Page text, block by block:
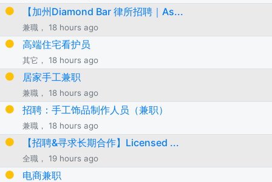
【加州Diamond Bar 律所招聘｜As...
兼職， 18 hours ago
高端住宅看护员
其它， 18 hours ago
居家手工兼职
兼職， 18 hours ago
招聘：手工饰品制作人员（兼职）
兼職， 18 hours ago
【招聘&寻求长期合作】Licensed ...
全職， 19 hours ago
电商兼职